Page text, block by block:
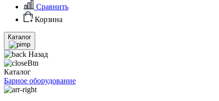
Сравнить
Корзина
Каталог
Назад
Каталог
Барное оборудование